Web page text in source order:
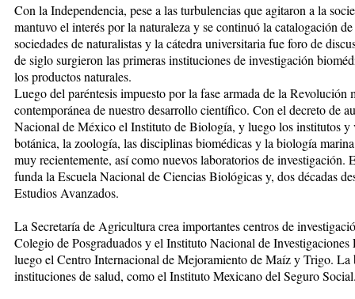
Con la Independencia, pese a las turbulencias que agitaron a la
mantuvo el interés por la naturaleza y se continuó la catalogación
sociedades de naturalistas y la cátedra universitaria fue foro de
de siglo surgieron las primeras instituciones de investigación
los productos naturales.
Luego del paréntesis impuesto por la fase armada de la Revolución
contemporánea de nuestro desarrollo científico. Con el decreto de
Nacional de México el Instituto de Biología, y luego los institutos y
botánica, la zoología, las disciplinas biomédicas y la biología
muy recientemente, así como nuevos laboratorios de
funda la Escuela Nacional de Ciencias Biológicas y, dos décadas
Estudios Avanzados.
La Secretaría de Agricultura crea importantes centros de
Colegio de Posgraduados y el Instituto Nacional de
luego el Centro Internacional de Mejoramiento de Maíz y Trigo. La
instituciones de salud, como el Instituto Mexicano del Seguro